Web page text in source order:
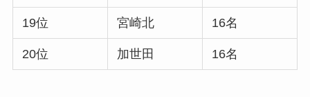
19位 宮崎北 16名
20位 加世田 16名